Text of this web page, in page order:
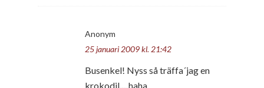
Anonym
25 januari 2009 kl. 21:42
Busenkel! Nyss så träffa´jag en
krokodil.....haha